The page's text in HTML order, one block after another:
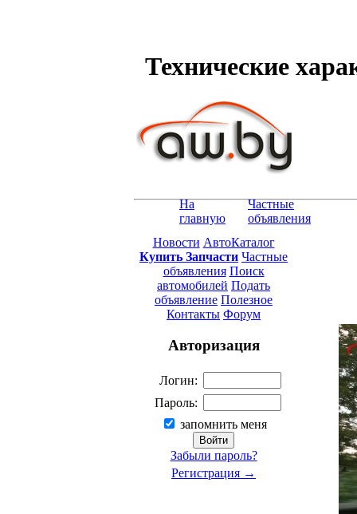
Технические
На
главную
Частные
объявления
Новости АвтоКаталог
Купить Запчасти Частные
объявления Поиск
автомобилей Подать
объявление Полезное
Контакты Форум
Авторизация
Логин:
Пароль:
запомнить меня
Забыли пароль?
Регистрация →